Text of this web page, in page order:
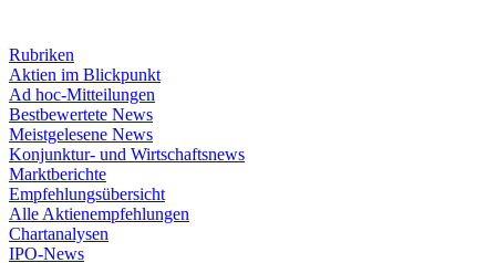
Rubriken
Aktien im Blickpunkt
Ad hoc-Mitteilungen
Bestbewertete News
Meistgelesene News
Konjunktur- und Wirtschaftsnews
Marktberichte
Empfehlungsübersicht
Alle Aktienempfehlungen
Chartanalysen
IPO-News